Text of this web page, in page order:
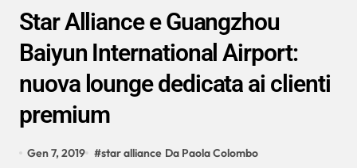
Star Alliance e Guangzhou
Baiyun International Airport:
nuova lounge dedicata ai clienti
premium
Gen 7, 2019 #star alliance Da Paola Colombo